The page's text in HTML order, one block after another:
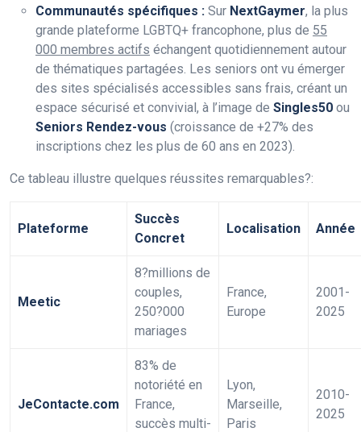
Communautés spécifiques : Sur NextGaymer, la plus
grande plateforme LGBTQ+ francophone, plus de 55
000 membres actifs échangent quotidiennement autour
de thématiques partagées. Les seniors ont vu émerger
des sites spécialisés accessibles sans frais, créant un
espace sécurisé et convivial, à l’image de Singles50 ou
Seniors Rendez-vous (croissance de +27% des
inscriptions chez les plus de 60 ans en 2023).
Ce tableau illustre quelques réussites remarquables?:
Plateforme
Succès
Concret
Localisation Année
Meetic
8?millions de
couples,
250?000
mariages
France,
Europe
2001-
2025
JeContacte.com
83% de
notoriété en
France,
succès multi-
Lyon,
Marseille,
Paris
2010-
2025